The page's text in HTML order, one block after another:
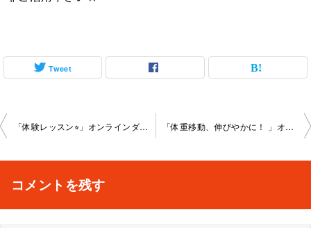
Tweet
投
ビ
「体験レッスン⭐︎」オンラインダンスレッスン 2022-12-25-no0112 「体重移動、伸びやかに！ 」オンラインレッスン 2023-1-30-no0112- 1854
コメントを残す